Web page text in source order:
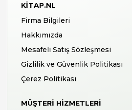
KITAP.NL
Firma Bilgileri
Hakkımızda
Mesafeli Satış Sözleşmesi
Gizlilik ve Güvenlik Politikası
Çerez Politikası
MÜŞTERI HIZMETLERI